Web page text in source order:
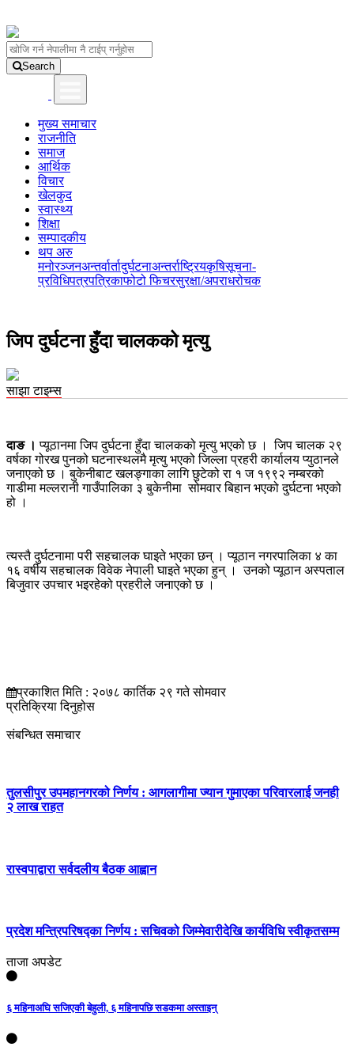
Search
मुख्य समाचार
राजनीति
समाज
आर्थिक
विचार
खेलकुद
स्वास्थ्य
शिक्षा
सम्पादकीय
थप अरु
मनोरञ्जनअन्तर्वार्तादुर्घटनाअन्तर्राष्ट्रियकृषिसूचना-
प्रविधिपत्रपत्रिकाफोटो फिचरसुरक्षा/अपराधरोचक
जिप दुर्घटना हुँदा चालकको मृत्यु
साझा टाइम्स
दाङ ।प्यूठानमा जिप दुर्घटना हुँदा चालकको मृत्यु भएको छ । जिप चालक २९
वर्षका गोरख पुनको घटनास्थलमै मृत्यु भएको जिल्ला प्रहरी कार्यालय प्युठानले
जनाएको छ । बुकेनीबाट खलङ्गाका लागि छुटेको रा १ ज १९९२ नम्बरको
गाडीमा मल्लरानी गाउँपालिका ३ बुकेनीमा सोमवार बिहान भएको दुर्घटना भएको
हो ।
त्यस्तै दुर्घटनामा परी सहचालक घाइते भएका छन् । प्यूठान नगरपालिका ४ का
१६ वर्षीय सहचालक विवेक नेपाली घाइते भएका हुन् । उनको प्यूठान अस्पताल
बिजुवार उपचार भइरहेको प्रहरीले जनाएको छ ।
प्रकाशित मिति : २०७८ कार्तिक २९ गते सोमवार
प्रतिक्रिया दिनुहोस
संबन्धित समाचार
तुलसीपुर उपमहानगरको निर्णय : आगलागीमा ज्यान गुमाएका परिवारलाई जनही
२ लाख राहत
रास्वपाद्वारा सर्वदलीय बैठक आह्वान
प्रदेश मन्त्रिपरिषद्का निर्णय : सचिवको जिम्मेवारीदेखि कार्यविधि स्वीकृतसम्म
ताजा अपडेट
६ महिनाअघि सजिएकी बेहुली, ६ महिनापछि सडकमा अस्ताइन्